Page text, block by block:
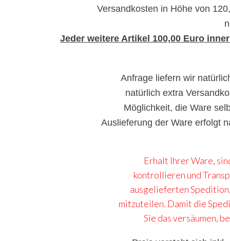
Versandkosten in Höhe von
Jeder weitere Artikel 100,00 Euro
Anfrage liefern wir
natürlich extra
Möglichkeit, die Ware
Auslieferung der Ware erfolgt
Erhalt Ihrer Ware,
kontrollieren und
ausgelieferten
mitzuteilen. Damit die
Sie das versäumen,